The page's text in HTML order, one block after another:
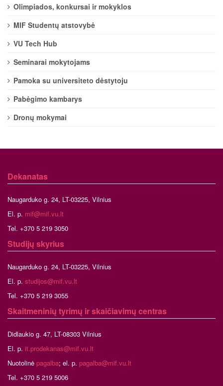
Olimpiados, konkursai ir mokyklos
MIF Studentų atstovybė
VU Tech Hub
Seminarai mokytojams
Pamoka su universiteto dėstytoju
Pabėgimo kambarys
Dronų mokymai
Dekanatas
Naugarduko g. 24, LT-03225, Vilnius
El. p. mif@mif.vu.lt
Tel. +370 5 219 3050
Studijų skyrius
Naugarduko g. 24, LT-03225, Vilnius
El. p. studijos@mif.vu.lt
Tel. +370 5 219 3055
Skaitmeninių tyrimų ir skaičiavimų centras
Didlaukio g. 47, LT-08303 Vilnius
El. p. it.prodekanas@mif.vu.lt
Nuotolinė pagalba; el. p. pagalba@mif.vu.lt
Tel. +370 5 219 5006